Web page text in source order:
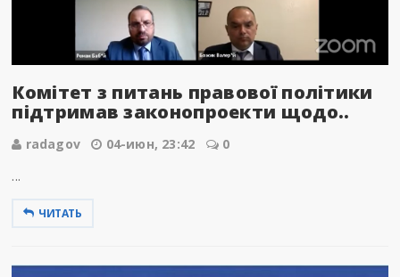
Комітет з питань правової політики
підтримав законопроекти щодо..
radagov 04-июн, 23:42 0
...
ЧИТАТЬ